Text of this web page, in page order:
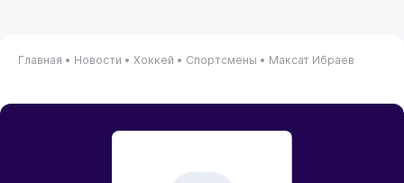
Главная • Новости • Хоккей • Спортсмены • Максат Ибраев